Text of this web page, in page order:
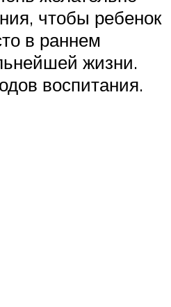
чтобы ребенок
в раннем
жизни.
воспитания.